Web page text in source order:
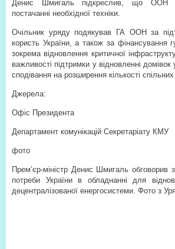
Денис Шмигаль підкреслив, що ООН
постачанні необхідної техніки.
Очільник уряду подякував ГА ООН за
користь України, а також за фінансування
зокрема відновлення критичної
важливості підтримки у відновленні домівок
сподівання на розширення кількості спільних
Джерела:
Офіс Президента
Департамент комунікацій Секретаріату КМУ
фото
Прем’єр-міністр Денис Шмигаль обговорив
потреби України в обладнанні для
децентралізованої енергосистеми. Фото з